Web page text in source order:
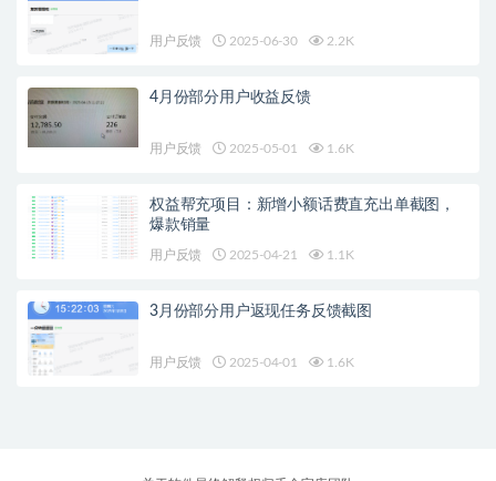
用户反馈 2025-06-30 2.2K
4月份部分用户收益反馈
用户反馈 2025-05-01 1.6K
权益帮充项目：新增小额话费直充出单截图，
爆款销量
用户反馈 2025-04-21 1.1K
3月份部分用户返现任务反馈截图
用户反馈 2025-04-01 1.6K